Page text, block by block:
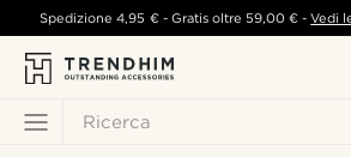
Ricerca
Spedizione4,95 €- Gratis oltre 59,00 € -Vedi